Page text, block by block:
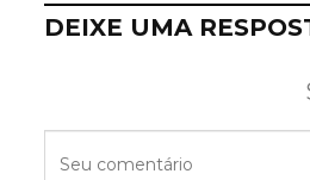
DEIXE UMA